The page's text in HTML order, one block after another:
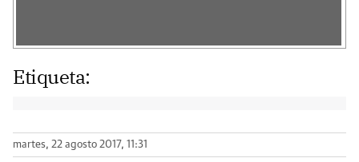
Etiqueta:
martes, 22 agosto 2017, 11:31